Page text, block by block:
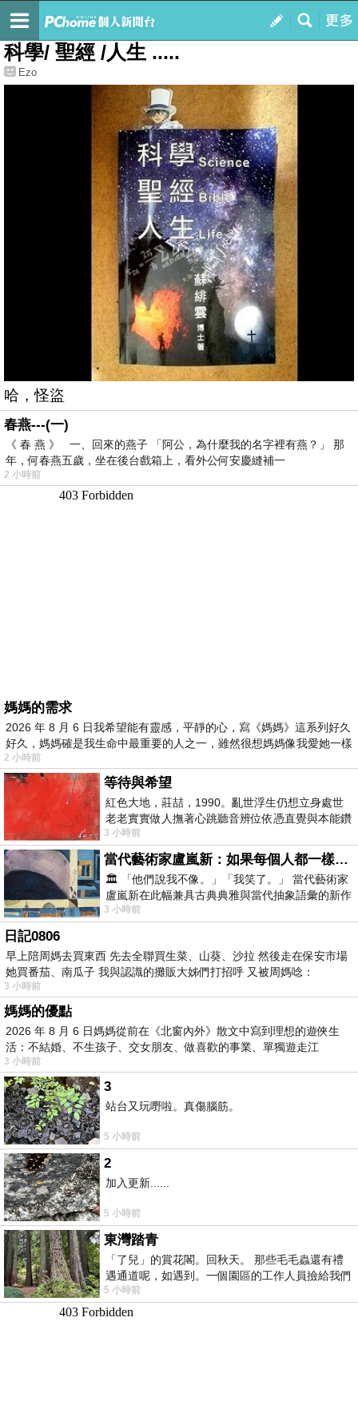
我的
最新文章
科學/ 聖經 /人生 .....
Ezo
哈，怪盜
春燕---(一)
《 春 燕 》 一、回來的燕子 「阿公，為什麼我的名字裡有燕？」 那
年，何春燕五歲，坐在後台戲箱上，看外公何安慶縫補一
2 小時前
媽媽的需求
2026 年 8 月 6 日我希望能有靈感，平靜的心，寫《媽媽》這系列好久
好久，媽媽確是我生命中最重要的人之一，雖然很想媽媽像我愛她一樣
2 小時前
等待與希望
紅色大地，莊喆，1990。亂世浮生仍想立身處世
老老實實做人撫著心跳聽音辨位依憑直覺與本能鑽
向裂隙的亮處探索另一個心聲另一個共鳴的
3 小時前
當代藝術家盧嵐新：如果每個人都一樣，這世界該有多無聊？
🏛️ 「他們說我不像。」「我笑了。」 當代藝術家
盧嵐新在此幅兼具古典典雅與當代抽象語彙的新作
中，以沈靜的藍色空間為背景，描繪了
3 小時前
日記0806
早上陪周媽去買東西 先去全聯買生菜、山葵、沙拉 然後走在保安市場
她買番茄、南瓜子 我與認識的攤販大姊們打招呼 又被周媽唸：
3 小時前
媽媽的優點
2026 年 8 月 6 日媽媽從前在《北窗內外》散文中寫到理想的遊俠生
活：不結婚、不生孩子、交女朋友、做喜歡的事業、單獨遊走江
湖⋯⋯，
3 小時前
3
站台又玩嘢啦。真傷腦筋。
5 小時前
2
加入更新......
5 小時前
東灣踏青
「了兒」的賞花閣。回秋天。 那些毛毛蟲還有禮
遇通道呢，如遇到。一個園區的工作人員撿給我們
細賞。
5 小時前